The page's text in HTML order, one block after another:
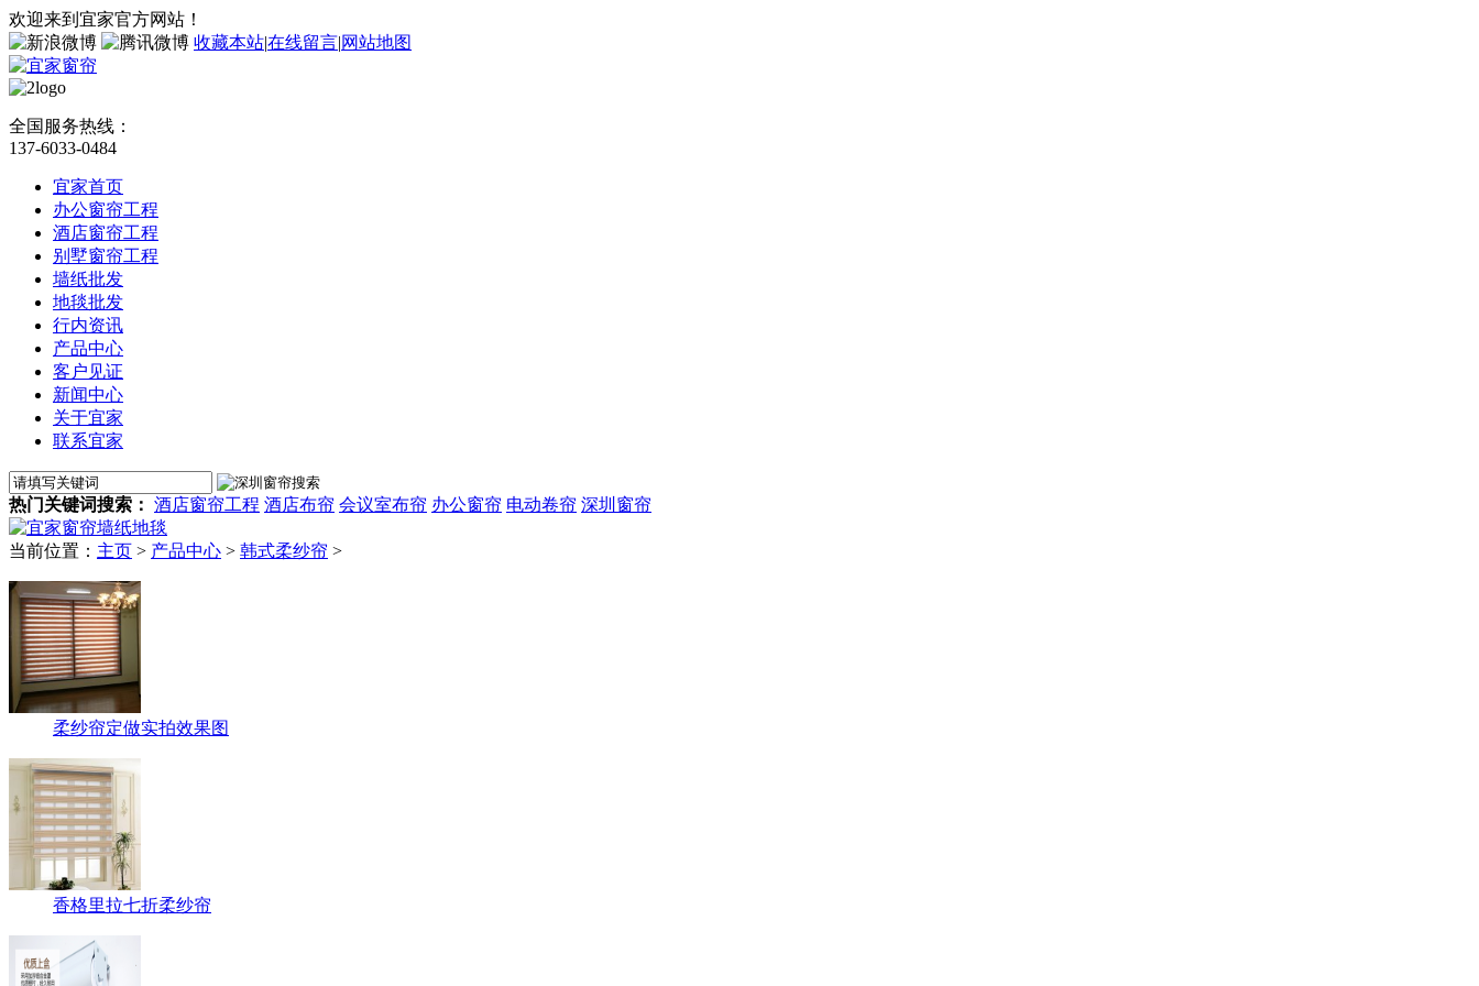
欢迎来到宜家官方网站！
收藏本站|在线留言|网站地图
全国服务热线：
137-6033-0484
宜家首页
办公窗帘工程
酒店窗帘工程
别墅窗帘工程
墙纸批发
地毯批发
行内资讯
产品中心
客户见证
新闻中心
关于宜家
联系宜家
热门关键词搜索： 酒店窗帘工程 酒店布帘 会议室布帘 办公窗帘 电动卷帘 深圳窗帘
当前位置： 主页 > 产品中心 > 韩式柔纱帘 >
柔纱帘定做实拍效果图
香格里拉七折柔纱帘